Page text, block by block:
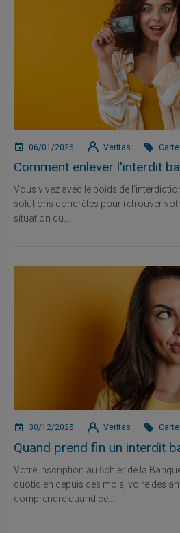
06/01/2026 Veritas
Comment enlever l'interdit
Vous vivez avec le poids de
solutions concrètes pour retrouver
situation qu...
30/12/2025 Veritas
Quand prend fin un interdit
Votre inscription au fichier de la
quotidien depuis des mois, voire des
comprendre quand ce...